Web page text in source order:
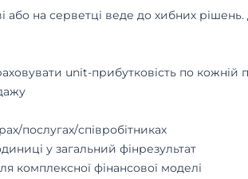
або на серветці веде до хибних
unit-прибутковість по кожній
послугах/співробітниках
у загальний фінрезультат
комплексної фінансової моделі